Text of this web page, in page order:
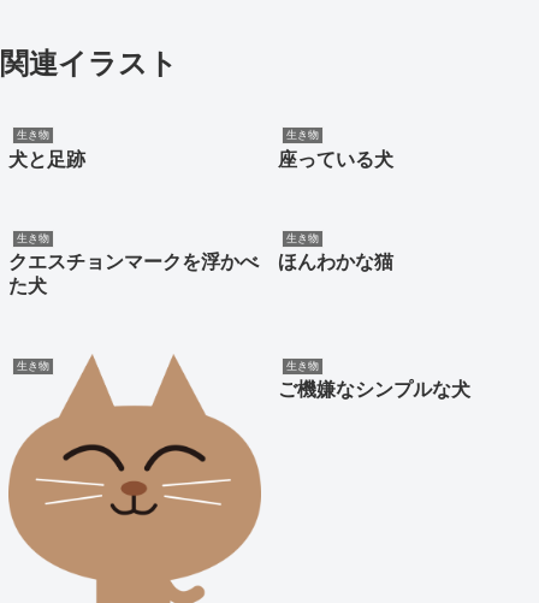
関連イラスト
生き物
犬と足跡
生き物
座っている犬
生き物
クエスチョンマークを浮かべ
た犬
生き物
ほんわかな猫
生き物 生き物
ご機嫌なシンプルな犬